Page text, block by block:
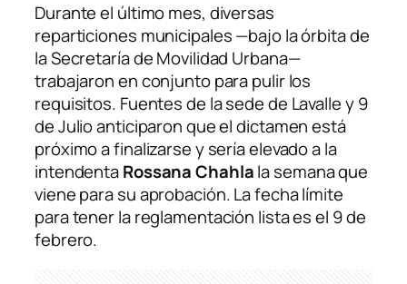
Durante el último mes, diversas
reparticiones municipales —bajo la órbita de
la Secretaría de Movilidad Urbana—
trabajaron en conjunto para pulir los
requisitos. Fuentes de la sede de Lavalle y 9
de Julio anticiparon que el dictamen está
próximo a finalizarse y sería elevado a la
intendentaRossana Chahlala semana que
viene para su aprobación. La fecha límite
para tener la reglamentación lista es el 9 de
febrero.